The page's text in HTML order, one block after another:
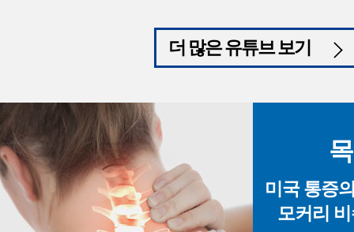
더 많은 유튜브 보기
미국 통증
모커리